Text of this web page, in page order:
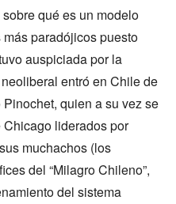
qué es un modelo
paradójicos puesto
auspiciada por la
entró en Chile de
quien a su vez se
liderados por
muchachos (los
del “Milagro Chileno”,
del sistema